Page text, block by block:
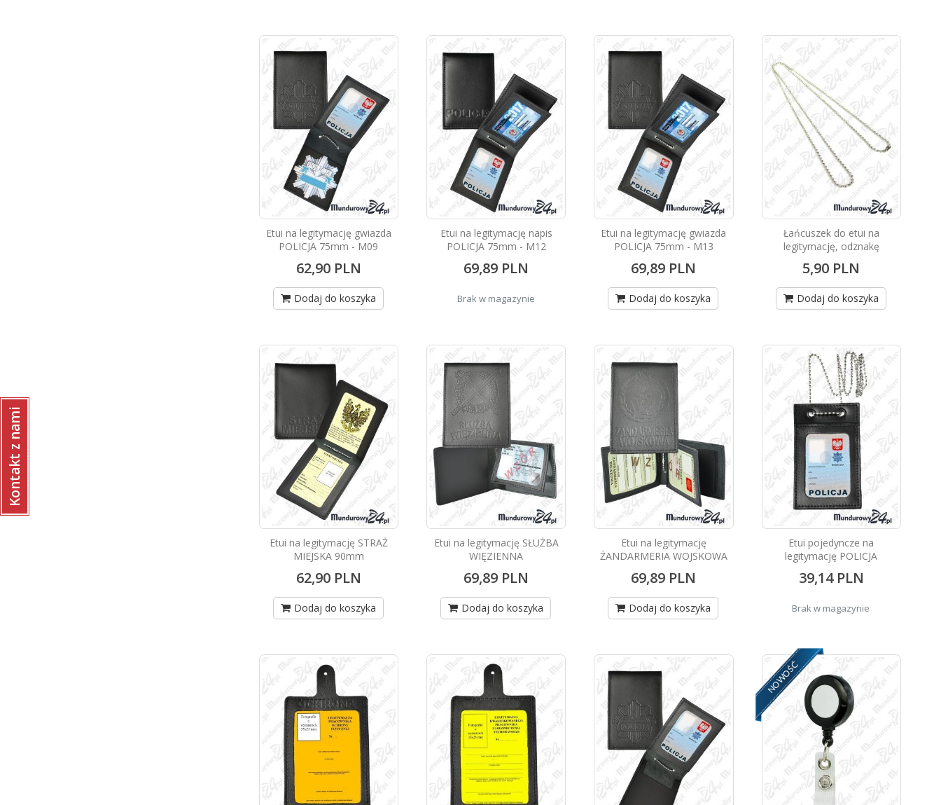
Etui na legitymację gwiazda
POLICJA 75mm - M09
62,90 PLN
Dodaj do koszyka
Etui na legitymację napis
POLICJA 75mm - M12
69,89 PLN
Brak w magazynie
Etui na legitymację gwiazda
POLICJA 75mm - M13
69,89 PLN
Dodaj do koszyka
Łańcuszek do etui na
legitymację, odznakę
5,90 PLN
Dodaj do koszyka
Etui na legitymację STRAŻ
MIEJSKA 90mm
62,90 PLN
Dodaj do koszyka
Etui na legitymację SŁUŻBA
WIĘZIENNA
69,89 PLN
Dodaj do koszyka
Etui na legitymację
ŻANDARMERIA WOJSKOWA
69,89 PLN
Dodaj do koszyka
Etui pojedyncze na
legitymację POLICJA
39,14 PLN
Brak w magazynie
NOWOŚĆ
Kontakt z nami